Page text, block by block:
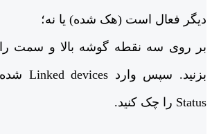
دیگر فعال است (هک شده) یا نه؛
بر روی سه نقطه گوشه بالا و سمت
Status را چک کنید.